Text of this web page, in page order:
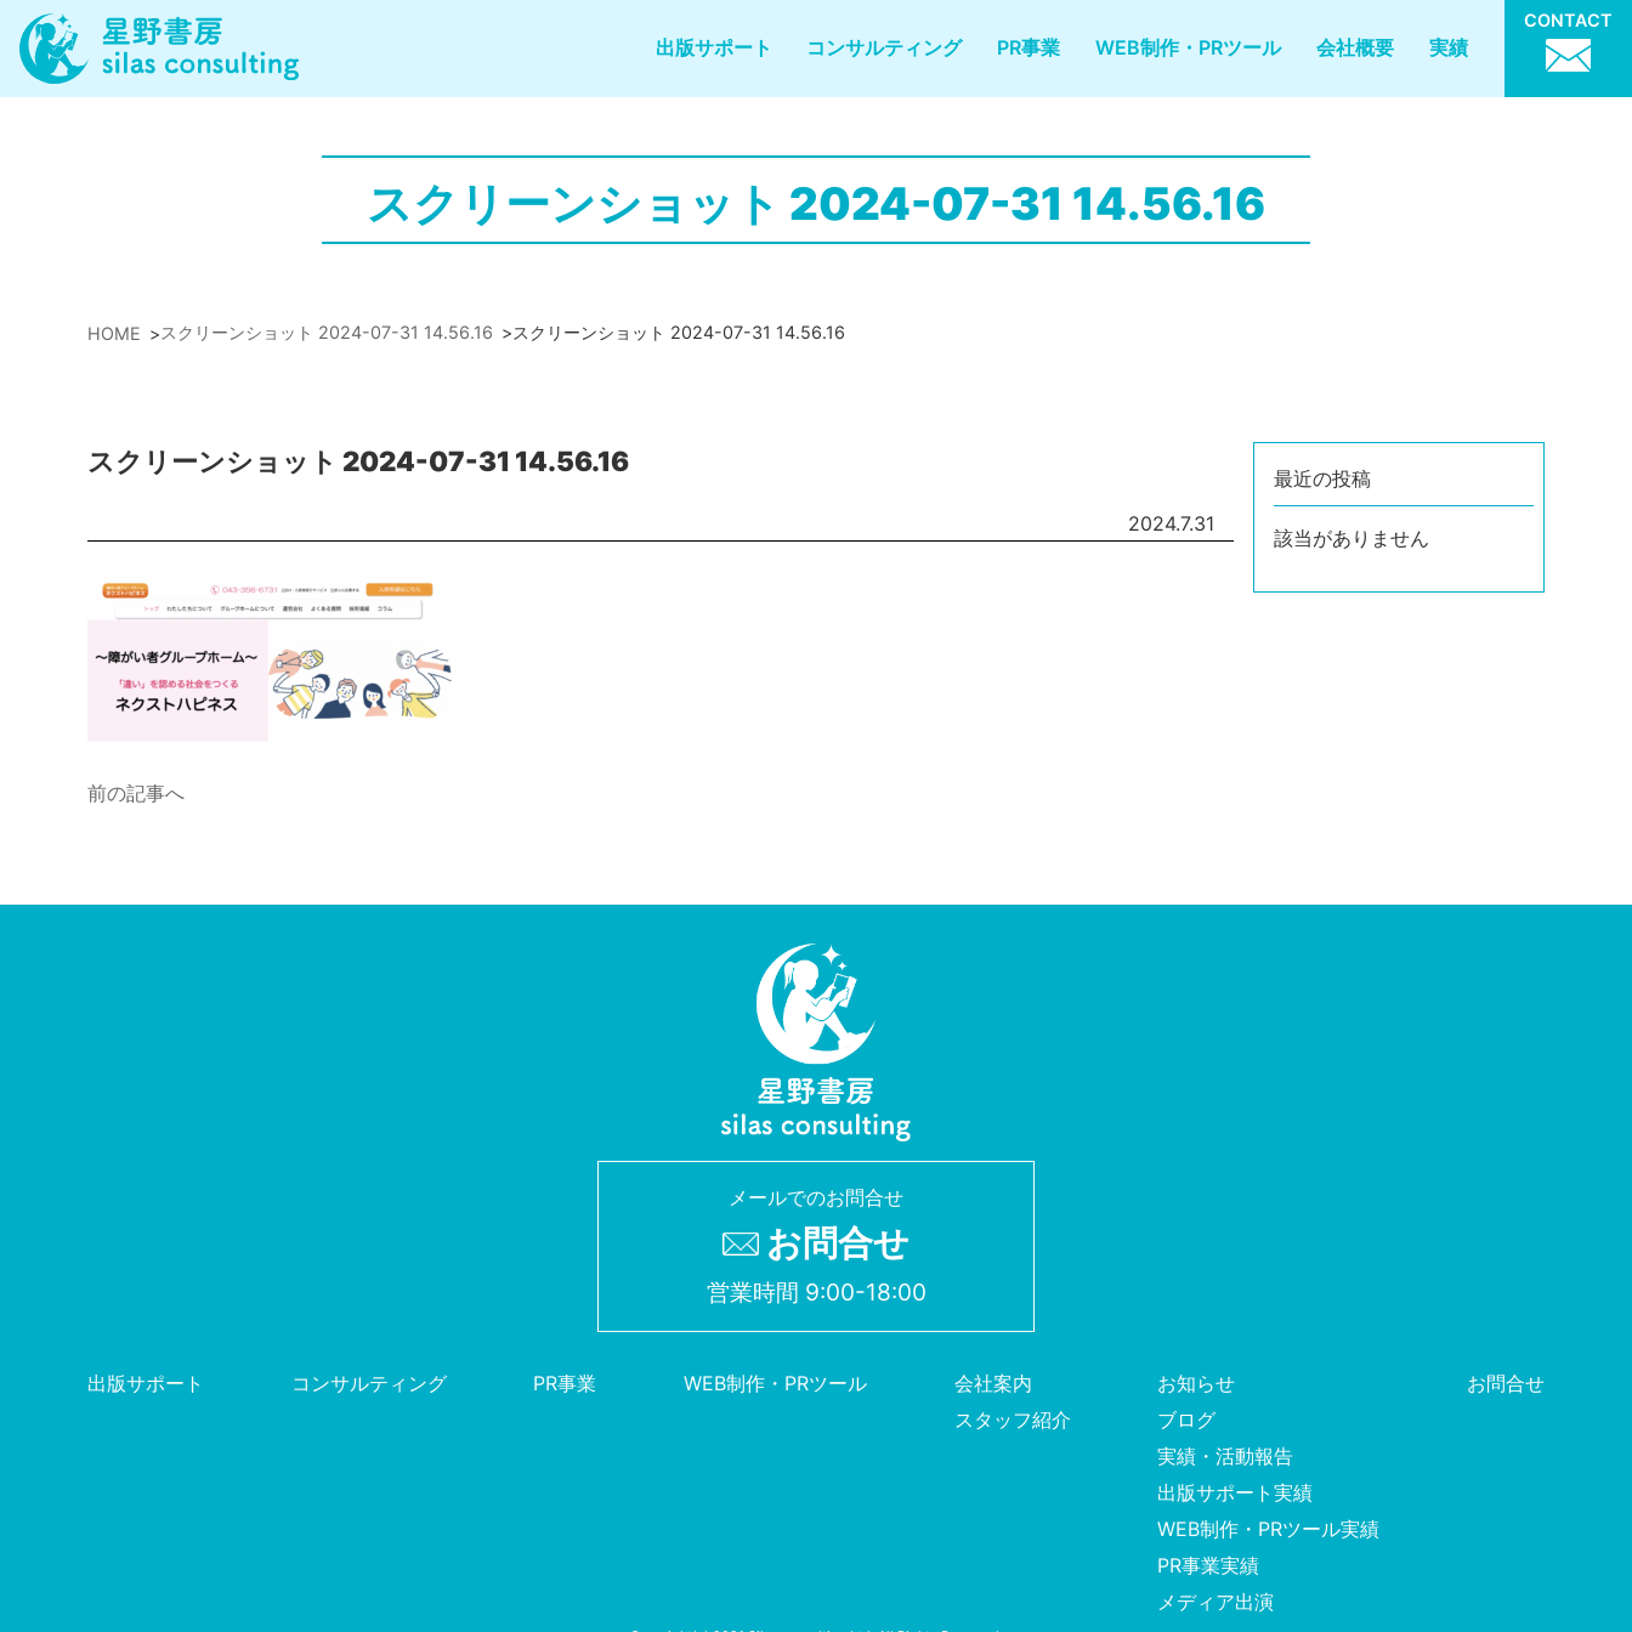
出版サポート コンサルティング PR事業 WEB制作・PRツール 会社概要 実績
CONTACT
スクリーンショット 2024-07-31 14.56.16
HOME >スクリーンショット 2024-07-31 14.56.16 >スクリーンショット 2024-07-31 14.56.16
スクリーンショット 2024-07-31 14.56.16
2024.7.31
前の記事へ
最近の投稿
該当がありません
メールでのお問合せ
お問合せ
営業時間 9:00-18:00
出版サポート コンサルティング PR事業 WEB制作・PRツール
会社案内
スタッフ紹介
お知らせ
ブログ
実績・活動報告
出版サポート実績
WEB制作・PRツール実績
PR事業実績
メディア出演
お問合せ